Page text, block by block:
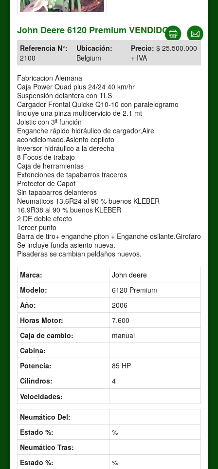
John Deere 6120 Premium VENDIDO
Referencia N°:
2100
Ubicación:
Belgium
Precio: $ 25.500.000
+ IVA
Fabricacion Alemana
Caja Power Quad plus 24/24 40 km/hr
Suspensión delantera con TLS
Cargador Frontal Quicke Q10-10 con paralelogramo
Incluye una pinza multicervicio de 2.1 mt
Joistic con 3ª función
Enganche rápido hidráulico de cargador,Aire
acondiciomado,Asiento copiloto
Inversor hidráulico a la derecha
8 Focos de trabajo
Caja de herramientas
Extenciones de tapabarros traceros
Protector de Capot
Sin tapabarros delanteros
Neumaticos 13.6R24 al 90 % buenos KLEBER
16.9R38 al 90 % buenos KLEBER
2 DE doble efecto
Tercer punto
Barra de tiro+ enganche piton + Enganche osilante.Girofaro
Se incluye funda asiento nueva.
Pisaderas se cambian peldaños nuevos.
Marca:
John deere
Modelo:
6120 Premium
Año:
2006
Horas Motor:
7.600
Caja de cambio:
manual
Cabina:
Potencia:
85 HP
Cilindros:
4
Velocidades:
Neumático Del:
Estado %:
%
Neumático Tras:
Estado %:
%